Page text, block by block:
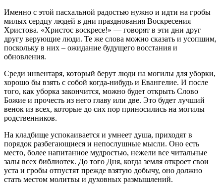
Именно с этой пасхальной радостью нужно и идти на гробы
милых сердцу людей в дни празднования Воскресения
Христова. «Христос воскресе!» — говорят в эти дни друг
другу верующие люди. Те же слова можно сказать и усопшим,
поскольку в них – ожидание будущего восстания и
обновления.
Среди инвентаря, который берут люди на могилы для уборки,
хорошо бы взять с собой когда-нибудь и Евангелие. И после
того, как уборка закончится, можно будет открыть Слово
Божие и прочесть из него главу или две. Это будет лучший
венок из всех, которые до сих пор приносились на могилы
родственников.
На кладбище успокаивается и умнеет душа, приходят в
порядок разбегающиеся и непослушные мысли. Оно есть
место, более напитанное мудростью, нежели все читальные
залы всех библиотек. До того Дня, когда земля откроет свои
уста и гробы отпустят прежде взятую добычу, оно должно
стать местом молитвы и духовных размышлений.